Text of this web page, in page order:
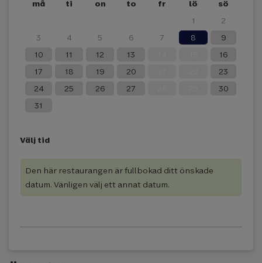
må
ti on to fr lö sö
1
2
3
4 5 6 7 8
9
10
11 12 13
16
17
18 19 20
23
24
25 26 27
30
31
Välj tid
Den här restaurangen är fullbokad ditt önskade
datum. Vänligen välj ett annat datum.